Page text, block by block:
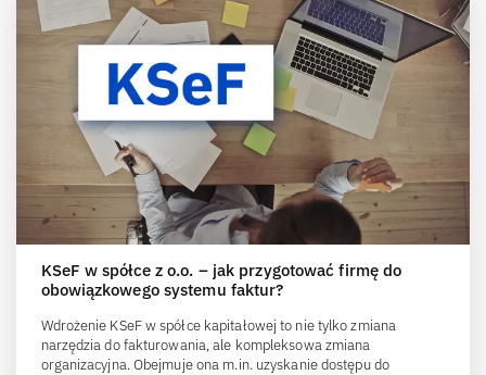
KSeF w spółce z o.o. – jak przygotować firmę do
obowiązkowego systemu faktur?
Wdrożenie KSeF w spółce kapitałowej to nie tylko zmiana
narzędzia do fakturowania, ale kompleksowa zmiana
organizacyjna. Obejmuje ona m.in. uzyskanie dostępu do